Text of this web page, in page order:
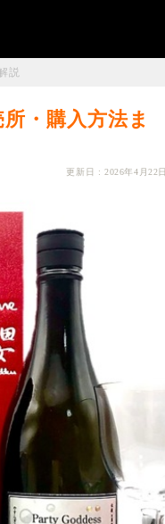
説
・購入方法ま
更新日 : 2026年4月22日